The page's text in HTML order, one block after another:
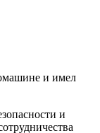
и имел
и